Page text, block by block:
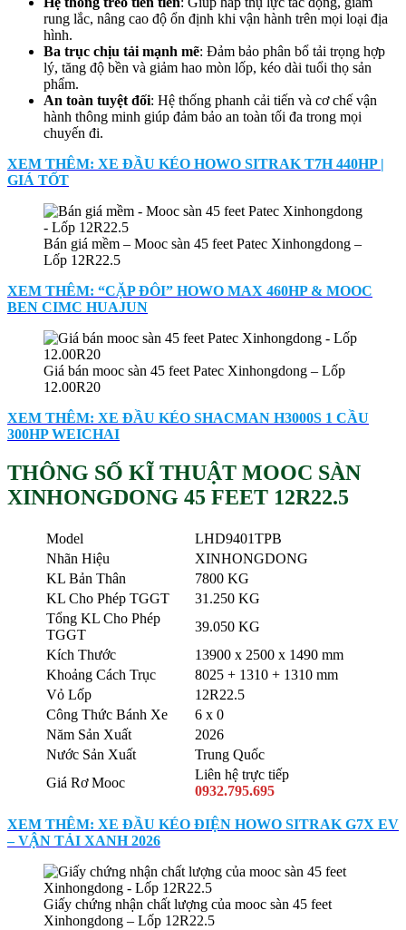
rung lắc, nâng cao độ ổn định khi vận hành trên mọi loại địa
hình.
Ba trục chịu tải mạnh mẽ: Đảm bảo phân bổ tải trọng hợp
lý, tăng độ bền và giảm hao mòn lốp, kéo dài tuổi thọ sản
phẩm.
An toàn tuyệt đối: Hệ thống phanh cải tiến và cơ chế vận
hành thông minh giúp đảm bảo an toàn tối đa trong mọi
chuyến đi.
XEM THÊM: XE ĐẦU KÉO HOWO SITRAK T7H 440HP |
GIÁ TỐT
Bán giá mềm – Mooc sàn 45 feet Patec Xinhongdong –
Lốp 12R22.5
XEM THÊM: “CẶP ĐÔI” HOWO MAX 460HP & MOOC
BEN CIMC HUAJUN
Giá bán mooc sàn 45 feet Patec Xinhongdong – Lốp
12.00R20
XEM THÊM: XE ĐẦU KÉO SHACMAN H3000S 1 CẦU
300HP WEICHAI
THÔNG SỐ KĨ THUẬT MOOC SÀN
XINHONGDONG 45 FEET 12R22.5
Model
LHD9401TPB
Nhãn Hiệu
XINHONGDONG
KL Bản Thân
7800 KG
KL Cho Phép TGGT
31.250 KG
Tổng KL Cho Phép
TGGT
39.050 KG
Kích Thước
13900 x 2500 x 1490 mm
Khoảng Cách Trục
8025 + 1310 + 1310 mm
Vỏ Lốp
12R22.5
Công Thức Bánh Xe
6 x 0
Năm Sản Xuất
2026
Nước Sản Xuất
Trung Quốc
Giá Rơ Mooc
Liên hệ trực tiếp
0932.795.695
XEM THÊM: XE ĐẦU KÉO ĐIỆN HOWO SITRAK G7X EV
– VẬN TẢI XANH 2026
Giấy chứng nhận chất lượng của mooc sàn 45 feet
Xinhongdong – Lốp 12R22.5